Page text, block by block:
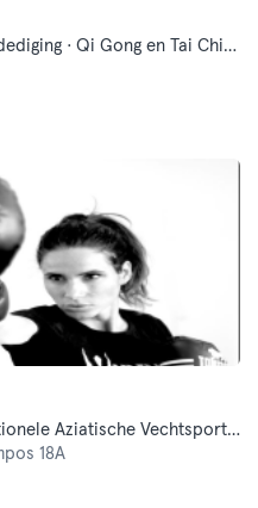
Boogschieten · Moderne Zelfverdediging · Qi Gong en Tai Chi · Yoga
Moderne Zelfverdediging · Traditionele Aziatische Vechtsporten
18A